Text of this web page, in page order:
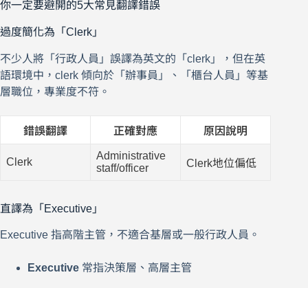
你一定要避開的5大常見翻譯錯誤
過度簡化為「Clerk」
不少人將「行政人員」誤譯為英文的「clerk」，但在英
語環境中，clerk 傾向於「辦事員」、「櫃台人員」等基
層職位，專業度不符。
錯誤翻譯 正確對應 原因說明
Clerk
Administrative
staff/officer
Clerk地位偏低
直譯為「Executive」
Executive 指高階主管，不適合基層或一般行政人員。
Executive 常指決策層、高層主管